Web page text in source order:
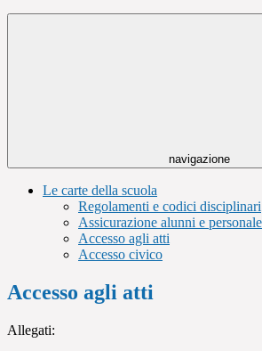
navigazione
Le carte della scuola
Regolamenti e codici disciplinari
Assicurazione alunni e
Accesso agli atti
Accesso civico
Accesso agli atti
Allegati: